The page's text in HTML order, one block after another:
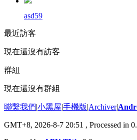
asd59
最近訪客
現在還沒有訪客
群組
現在還沒有群組
聯繫我們|小黑屋|手機版|Archiver|
GMT+8, 2026-8-7 20:51 , Processed in